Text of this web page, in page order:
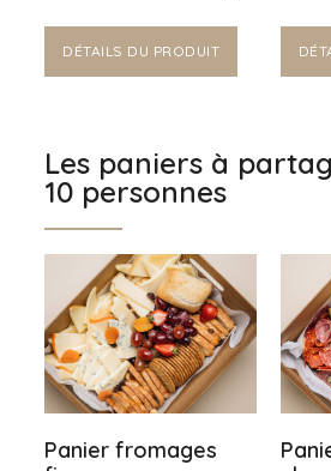
DÉTAILS DU PRODUIT
Les paniers à
10 personnes
Panier fromages